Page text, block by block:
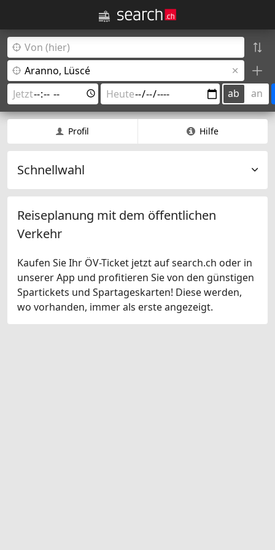
ab an
Profil Hilfe
Schnellwahl
Reiseplanung mit dem öffentlichen
Verkehr
Kaufen Sie Ihr ÖV-Ticket jetzt auf search.ch oder in
unserer App und profitieren Sie von den günstigen
Spartickets und Spartageskarten! Diese werden,
wo vorhanden, immer als erste angezeigt.